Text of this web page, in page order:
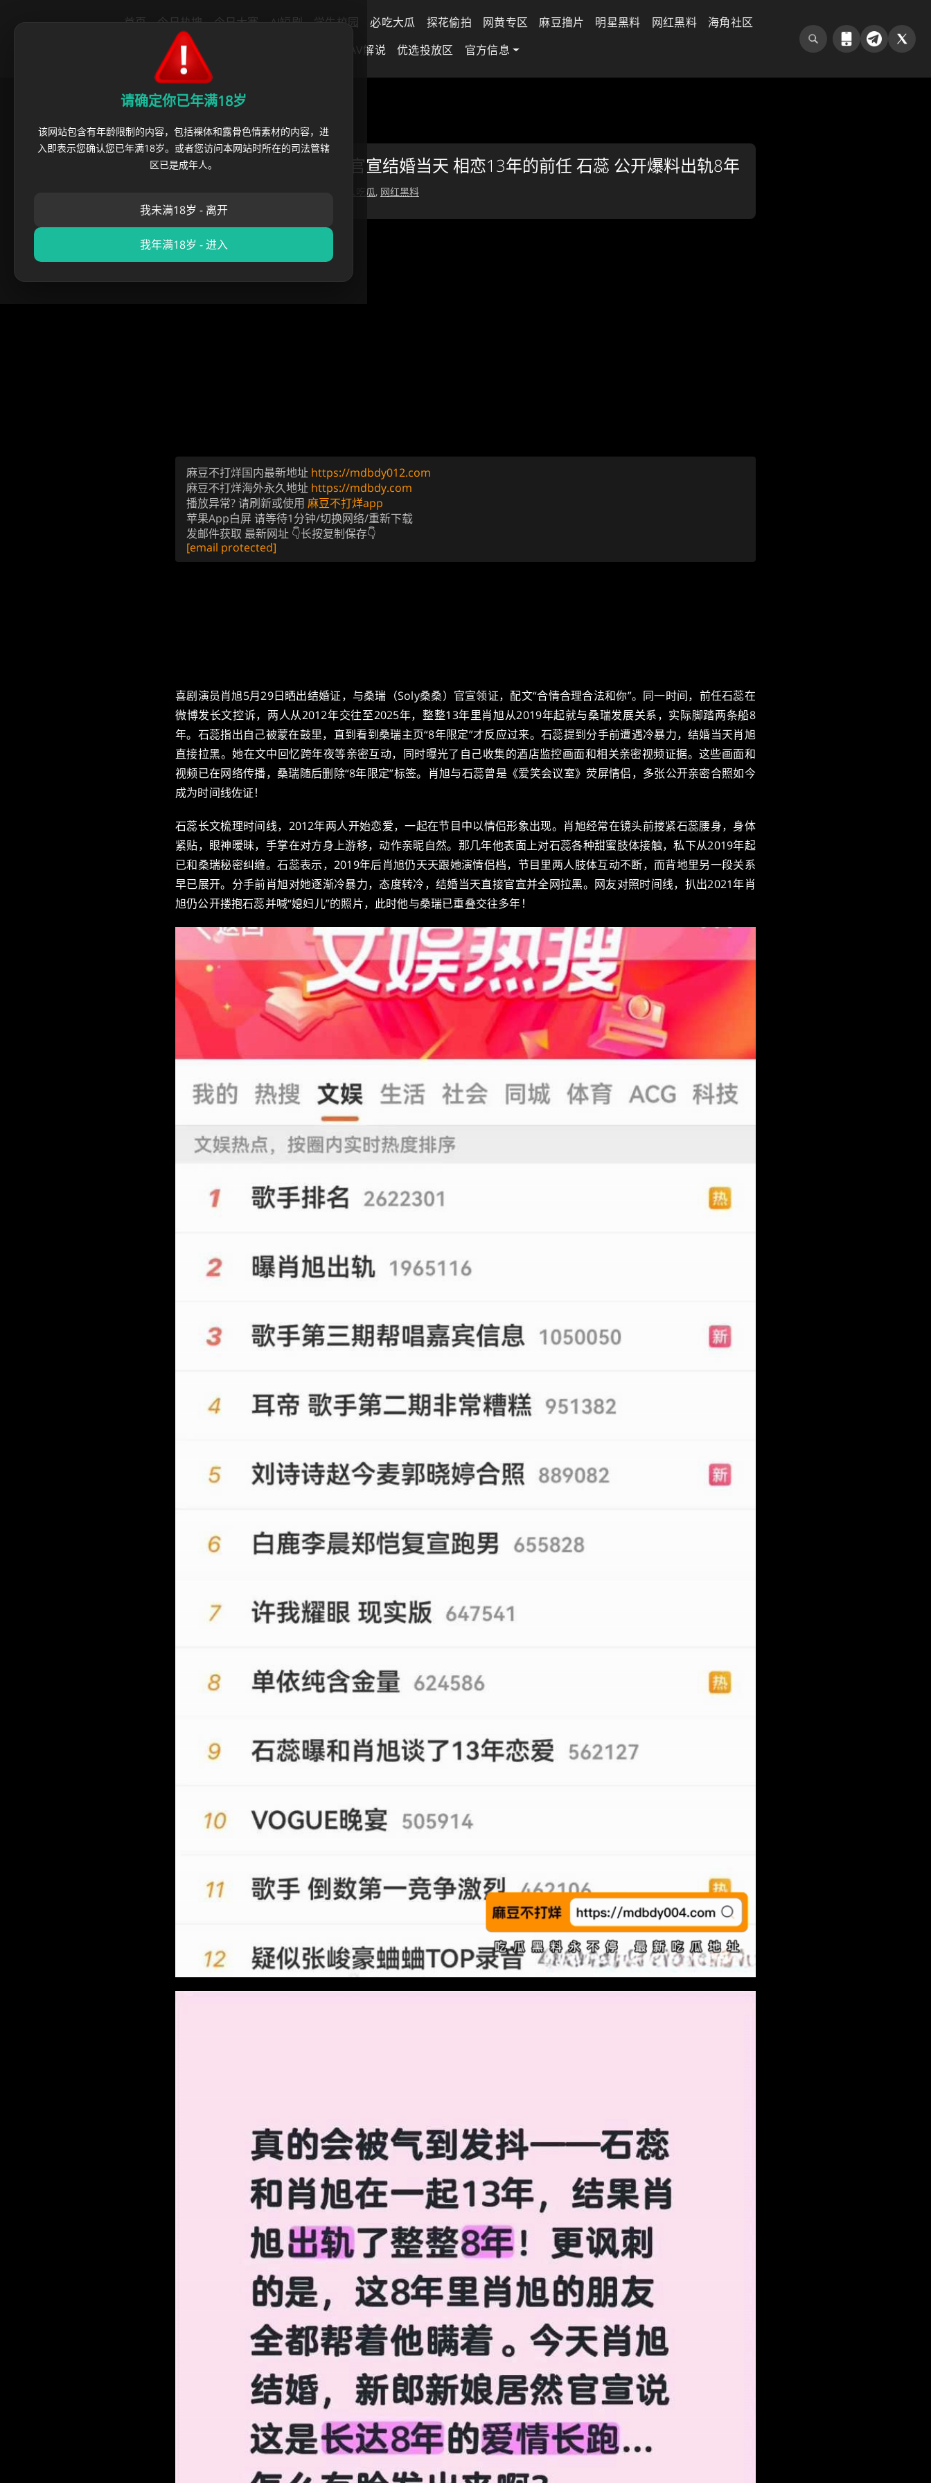
首页 今日热搜 今日大赛 AI短剧 学生校园 必吃大瓜 探花偷拍 网黄专区 麻豆撸片 明星黑料 网红黑料
海角社区
里番动漫
绿帽社区 AV解说 优选投放区 官方信息
首页 › 成人吃瓜 › 喜剧演员 肖旭与桑瑞
喜剧演员 肖旭与桑瑞 官宣结婚当天 相恋13年的前任 石蕊 公开爆料出轨8年
成人吃瓜, 网红黑料
麻豆不打烊国内最新地址 https://mdbdy012.com
麻豆不打烊海外永久地址 https://mdbdy.com
播放异常? 请刷新或使用 麻豆不打烊app
苹果App白屏 请等待1分钟/切换网络/重新下载
发邮件获取 最新网址 👇长按复制保存👇
[email protected]
喜剧演员肖旭5月29日晒出结婚证，与桑瑞（Soly桑桑）官宣领证，配文“合情合理合法和你”。同一时间，前任石蕊在
微博发长文控诉，两人从2012年交往至2025年，整整13年里肖旭从2019年起就与桑瑞发展关系，实际脚踏两条船8
年。石蕊指出自己被蒙在鼓里，直到看到桑瑞主页“8年限定”才反应过来。石蕊提到分手前遭遇冷暴力，结婚当天肖旭
直接拉黑。她在文中回忆跨年夜等亲密互动，同时曝光了自己收集的酒店监控画面和相关亲密视频证据。这些画面和
视频已在网络传播，桑瑞随后删除“8年限定”标签。肖旭与石蕊曾是《爱笑会议室》荧屏情侣，多张公开亲密合照如今
成为时间线佐证！
石蕊长文梳理时间线，2012年两人开始恋爱，一起在节目中以情侣形象出现。肖旭经常在镜头前搂紧石蕊腰身，身体
紧贴，眼神暧昧，手掌在对方身上游移，动作亲昵自然。那几年他表面上对石蕊各种甜蜜肢体接触，私下从2019年起
已和桑瑞秘密纠缠。石蕊表示，2019年后肖旭仍天天跟她演情侣档，节目里两人肢体互动不断，而背地里另一段关系
早已展开。分手前肖旭对她逐渐冷暴力，态度转冷，结婚当天直接官宣并全网拉黑。网友对照时间线，扒出2021年肖
旭仍公开搂抱石蕊并喊“媳妇儿”的照片，此时他与桑瑞已重叠交往多年！
请确定你已年满18岁
该网站包含有年龄限制的内容，包括裸体和露骨色情素材的内容，进
入即表示您确认您已年满18岁。或者您访问本网站时所在的司法管辖
区已是成年人。
我未满18岁 - 离开
我年满18岁 - 进入